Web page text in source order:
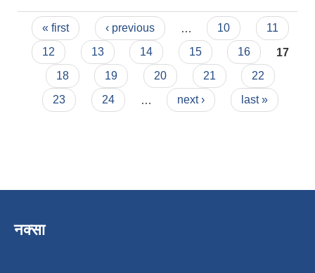
Pages
« first ‹ previous 10
11
12
13 14 15 16
17
18
19 20 21
22
23
24 next › last »
नक्सा